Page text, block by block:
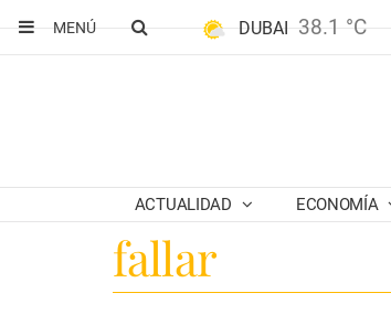
MENÚ
DUBAI 38.1 °C
ACTUALIDAD ECONOMÍA
fallar